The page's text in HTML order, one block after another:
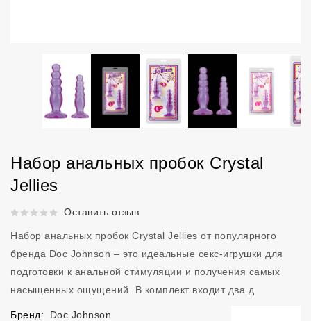
Набор анальных пробок Crystal
Jellies
Рейтинг 5 из 5.Оставить отзыв
Набор анальных пробок Crystal Jellies от популярного
бренда Doc Johnson – это идеальные секс-игрушки для
подготовки к анальной стимуляции и получения самых
насыщенных ощущений. В комплект входит два д
Бренд:
Doc Johnson